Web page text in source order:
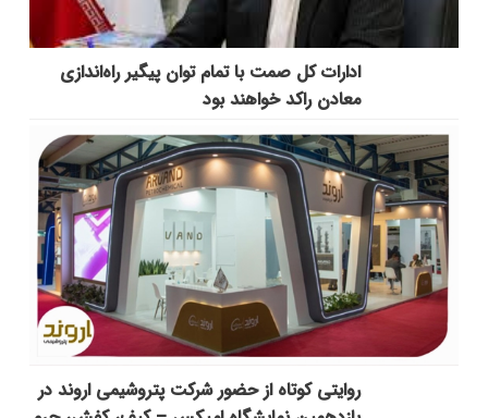
ادارات کل صمت با تمام توان پیگیر راه‌اندازی
معادن راکد خواهند بود
روایتی کوتاه از حضور شرکت پتروشیمی اروند در